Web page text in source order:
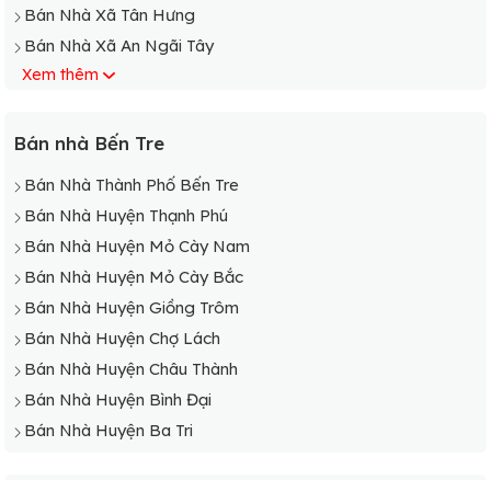
Bán Nhà Xã Tân Hưng
Bán Nhà Xã An Ngãi Tây
Bán Nhà Xã An Hiệp
Bán Nhà Xã Tân Thủy
Bán Nhà Xã An Đức
Bán Nhà Xã An Hòa Tây
Bán Nhà Xã An Thủy
Xem thêm
Bán nhà Bến Tre
Bán Nhà Thành Phố Bến Tre
Bán Nhà Huyện Thạnh Phú
Bán Nhà Huyện Mỏ Cày Nam
Bán Nhà Huyện Mỏ Cày Bắc
Bán Nhà Huyện Giồng Trôm
Bán Nhà Huyện Chợ Lách
Bán Nhà Huyện Châu Thành
Bán Nhà Huyện Bình Đại
Bán Nhà Huyện Ba Tri